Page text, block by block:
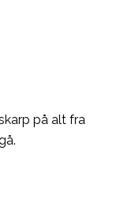
på alt fra